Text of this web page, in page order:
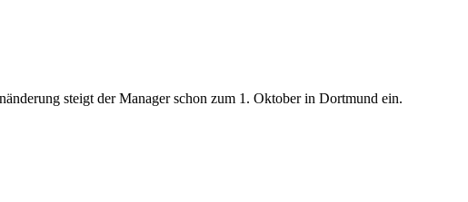
steigt der Manager schon zum 1. Oktober in Dortmund ein.